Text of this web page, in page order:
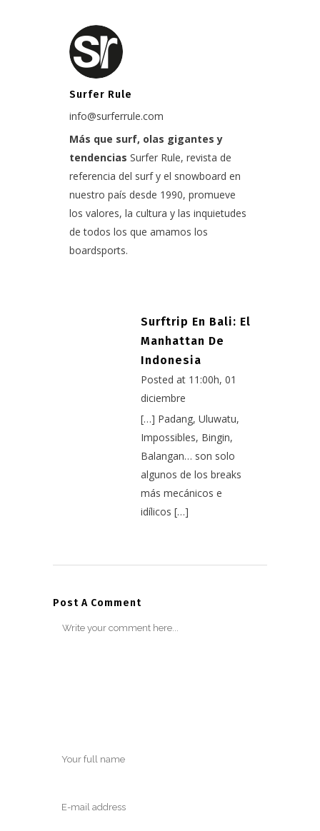
Surfer Rule
info@surferrule.com
Más que surf, olas gigantes y
tendencias Surfer Rule, revista de
referencia del surf y el snowboard en
nuestro país desde 1990, promueve
los valores, la cultura y las inquietudes
de todos los que amamos los
boardsports.
Surftrip En Bali: El
Manhattan De
Indonesia
Posted at 11:00h, 01
diciembre
[…] Padang, Uluwatu,
Impossibles, Bingin,
Balangan… son solo
algunos de los breaks
más mecánicos e
idílicos […]
Post A Comment